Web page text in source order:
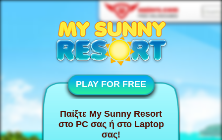
PLAY FOR FREE
Παίξτε My Sunny Resort
στο PC σας ή στο Laptop
σας!